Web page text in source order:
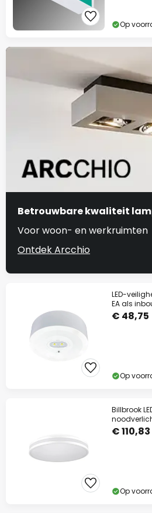
Op
Betrouwbare kwaliteit
Voor woon- en werkruimten
Ontdek Arcchio
LED-
EA als
€ 48,75
Op
Billbrook
€ 110,83
Op